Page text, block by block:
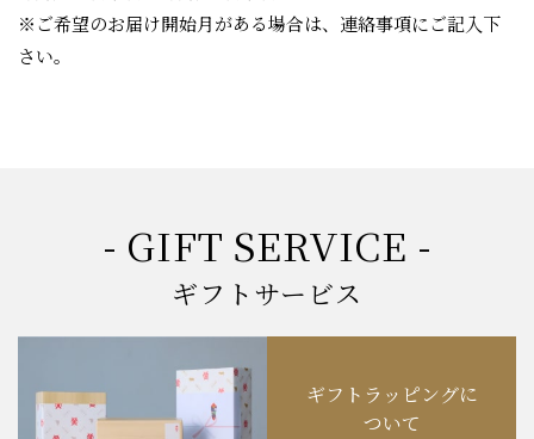
※ご希望のお届け開始月がある場合は、連絡事項にご記入下
さい。
- GIFT SERVICE -
ギフトサービス
ギフトラッピングに
ついて